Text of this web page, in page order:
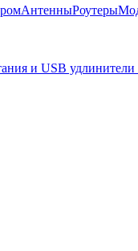
АнтенныРоутеры
и USB удлинители